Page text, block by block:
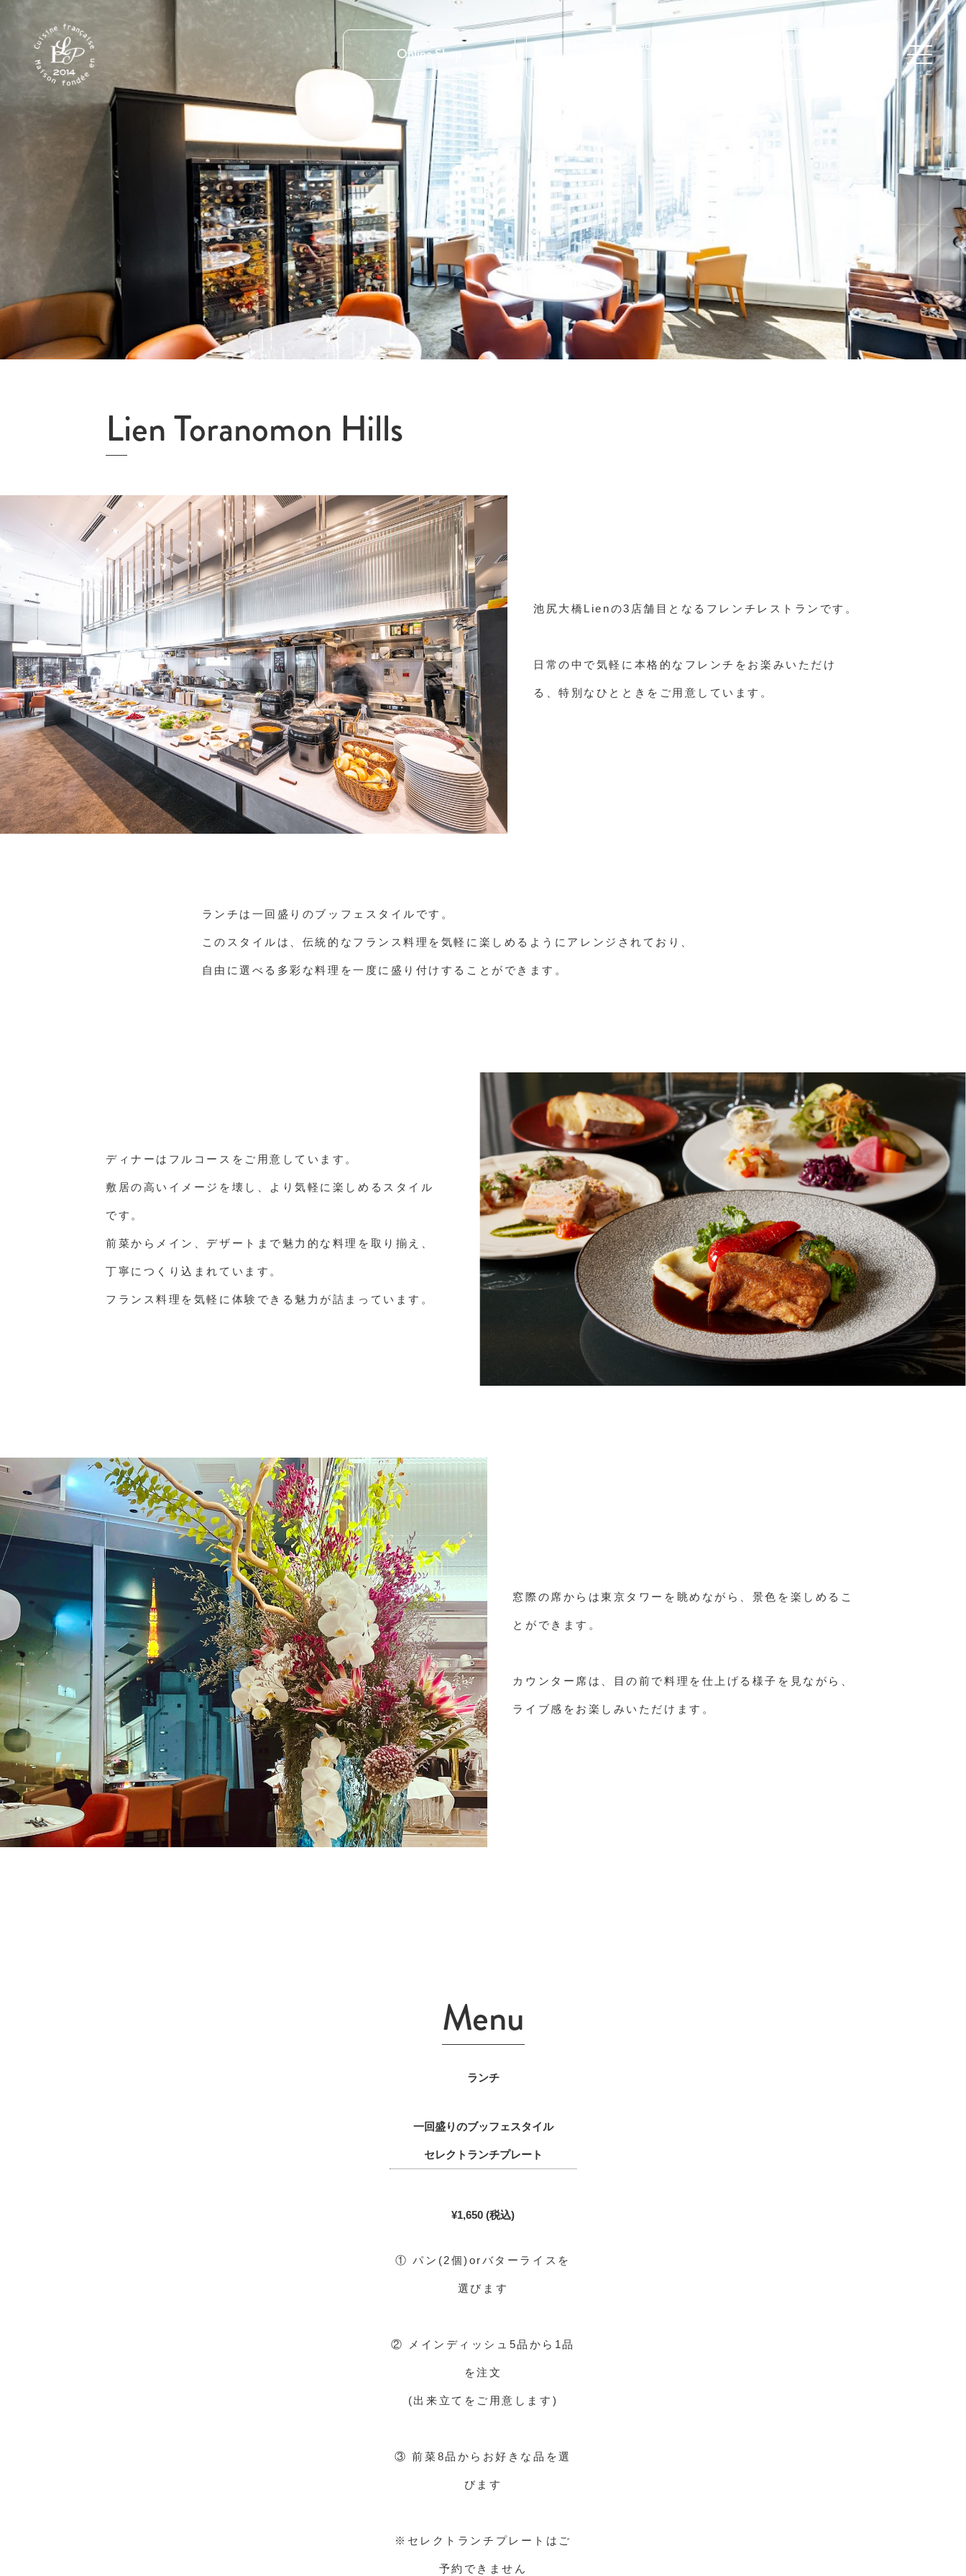
Online Shop
Lien Prive de Lien
Lien Toranomon Hills
Lien Toranomon Hills
池尻大橋Lienの3店舗目となるフレンチレストランです。
日常の中で気軽に本格的なフレンチをお楽みいただけ
る、特別なひとときをご用意しています。
ランチは一回盛りのブッフェスタイルです。
このスタイルは、伝統的なフランス料理を気軽に楽しめるようにアレンジされており、
自由に選べる多彩な料理を一度に盛り付けすることができます。
ディナーはフルコースをご用意しています。
敷居の高いイメージを壊し、より気軽に楽しめるスタイル
です。
前菜からメイン、デザートまで魅力的な料理を取り揃え、
丁寧につくり込まれています。
フランス料理を気軽に体験できる魅力が詰まっています。
窓際の席からは東京タワーを眺めながら、景色を楽しめるこ
とができます。
カウンター席は、目の前で料理を仕上げる様子を見ながら、
ライブ感をお楽しみいただけます。
Menu
ランチ
一回盛りのブッフェスタイル
セレクトランチプレート
¥1,650 (税込)
① パン(2個)orバターライスを
選びます
② メインディッシュ5品から 1品
を注文
(出来立てをご用意します)
③ 前菜8品から お好きな品を選
びます
※セレクトランチプレートはご
予約できません